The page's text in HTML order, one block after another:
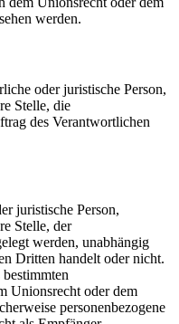
werden.
oder juristische Person,
Stelle, die
des Verantwortlichen
juristische Person,
Stelle, der
werden, unabhängig
Dritten handelt oder nicht.
Unionsrecht oder dem
personenbezogene